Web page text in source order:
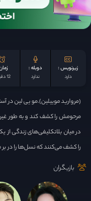
زیرنویس :
دارد
دوبله :
ندارد 12 دقیقه
(مروارید موییلین).مو یی لین در
مرحومش را کشف کند و به طور
در میان بلاتکلیفی‌های زندگی
را کشف می‌کنند که نسل‌ها را در بر
بازیگران